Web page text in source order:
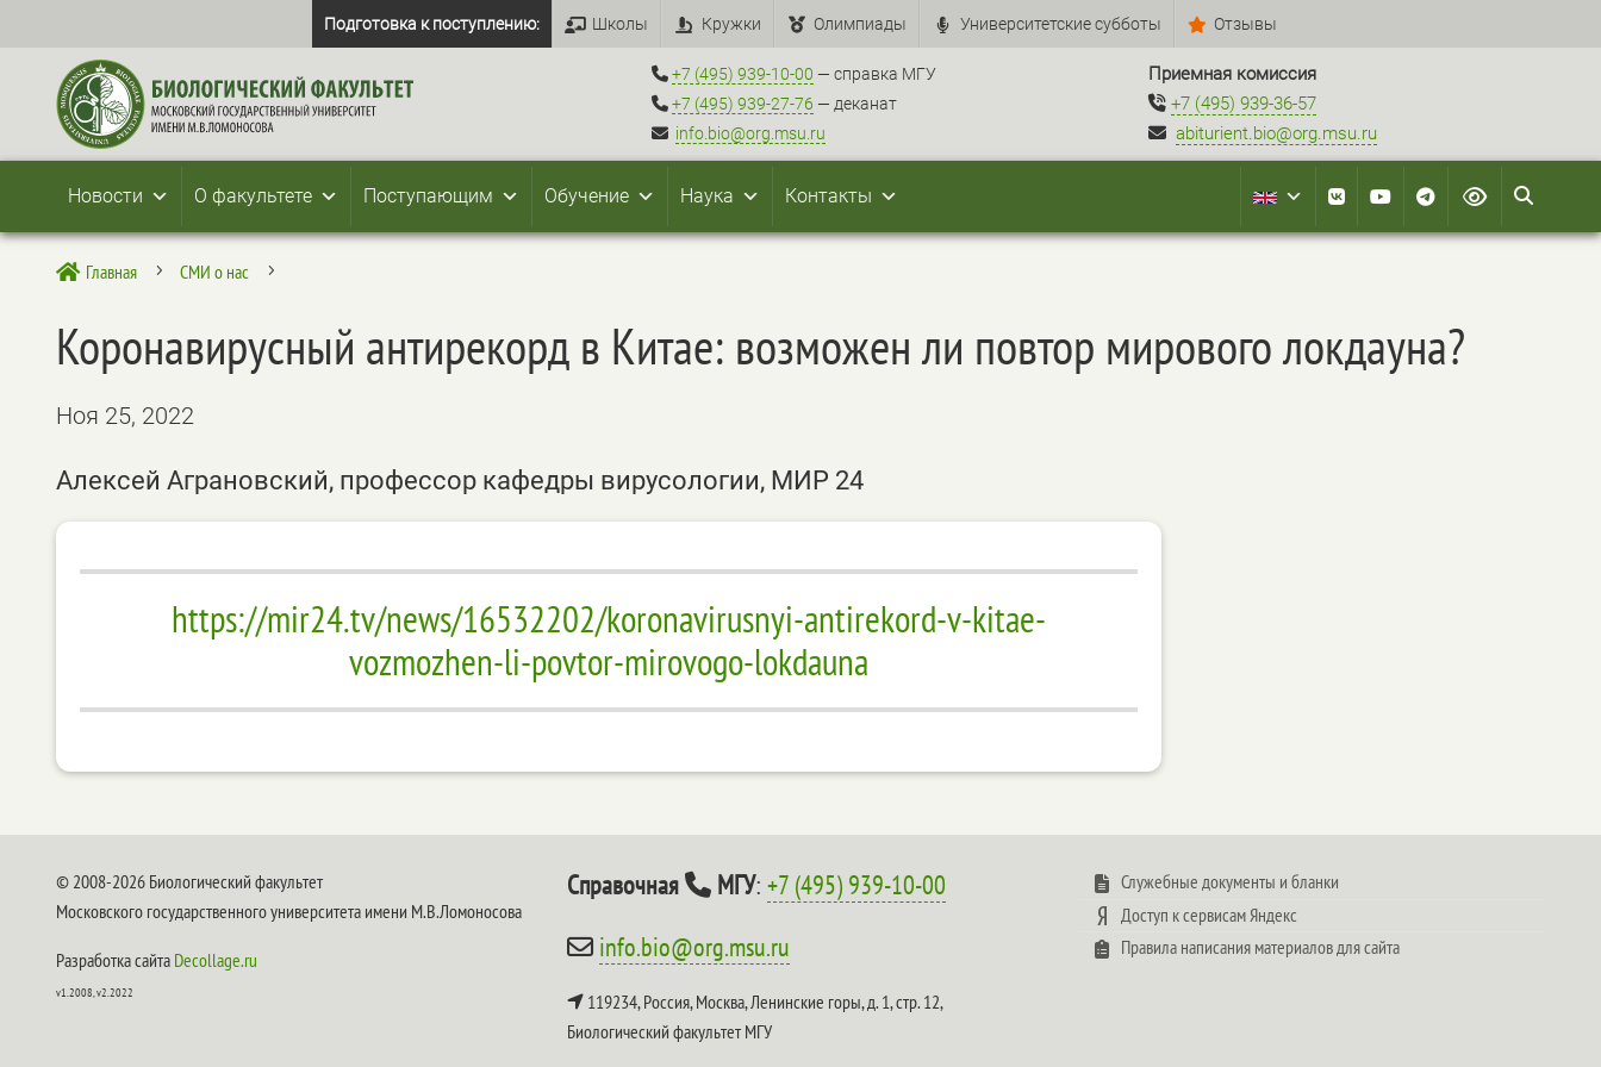
Подготовка к поступлению: Школы Кружки Олимпиады Университетские субботы Отзывы
+7 (495) 939-10-00 — справка МГУ
+7 (495) 939-27-76 — деканат
info.bio@org.msu.ru
Приемная комиссия
+7 (495) 939-36-57
abiturient.bio@org.msu.ru
Новости О факультете Поступающим Обучение Наука Контакты
 Главная 5 СМИ о нас 5
Коронавирусный антирекорд в Китае: возможен ли повтор мирового локдауна?
Ноя 25, 2022
Алексей Аграновский, профессор кафедры вирусологии, МИР 24
https://mir24.tv/news/16532202/koronavirusnyi-antirekord-v-kitae-
vozmozhen-li-povtor-mirovogo-lokdauna
© 2008-2026 Биологический факультет
Московского государственного университета имени М.В.Ломоносова
Разработка сайта Decollage.ru
v1.2008, v2.2022
Справочная МГУ:+7 (495) 939-10-00
info.bio@org.msu.ru
119234, Россия, Москва, Ленинские горы, д. 1, стр. 12,
Биологический факультет МГУ
Служебные документы и бланки
Доступ к сервисам Яндекс
Правила написания материалов для сайта